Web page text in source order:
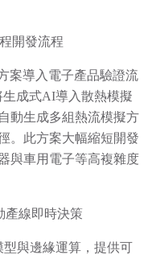
開發流程
案導入電子產品驗證流
成式AI導入散熱模擬
動生成多組熱流模擬方
。此方案大幅縮短開發
與車用電子等高複雜度
產線即時決策
型與邊緣運算，提供可